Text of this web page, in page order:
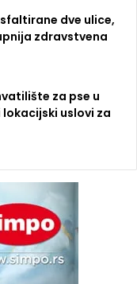
dve ulice,
zdravstvena
za pse u
uslovi za